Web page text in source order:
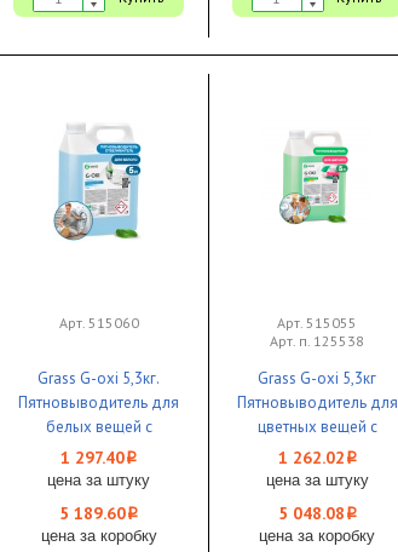
Арт. 515060
Grass G-oxi 5,3кг.
Пятновыводитель для
белых вещей с
активным кислородом
(канистра 5,3 кг) 1/4 ЧЗ
1 297.40i
цена за штуку
5 189.60i
цена за коробку
Арт. 515055
Арт. п. 125538
Grass G-oxi 5,3кг
Пятновыводитель для
цветных вещей с
активным кислородом
(канистра 5,3 кг) 1/4 ЧЗ
1 262.02 i
цена за штуку
5 048.08 i
цена за коробку